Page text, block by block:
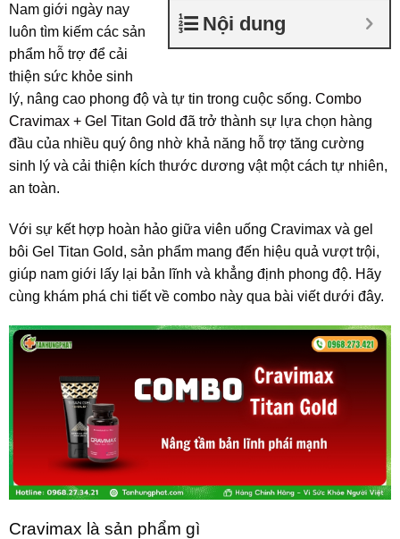
Nội dung
Nam giới ngày nay
luôn tìm kiếm các sản
phẩm hỗ trợ để cải
thiện sức khỏe sinh
lý, nâng cao phong độ và tự tin trong cuộc sống. Combo
Cravimax + Gel Titan Gold đã trở thành sự lựa chọn hàng
đầu của nhiều quý ông nhờ khả năng hỗ trợ tăng cường
sinh lý và cải thiện kích thước dương vật một cách tự nhiên,
an toàn.
Với sự kết hợp hoàn hảo giữa viên uống Cravimax và gel
bôi Gel Titan Gold, sản phẩm mang đến hiệu quả vượt trội,
giúp nam giới lấy lại bản lĩnh và khẳng định phong độ. Hãy
cùng khám phá chi tiết về combo này qua bài viết dưới đây.
Cravimax là sản phẩm gì